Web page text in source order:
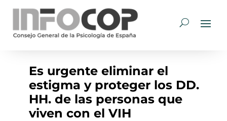
Es urgente eliminar el
estigma y proteger los DD.
HH. de las personas que
viven con el VIH